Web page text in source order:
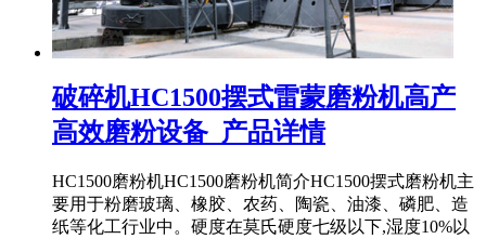
破碎机HC1500摆式雷蒙磨粉机高产
高效磨粉设备_产品详情
HC1500磨粉机HC1500磨粉机简介HC1500摆式磨粉机主
要用于粉磨玻璃、橡胶、农药、陶瓷、油漆、磷肥、造
纸等化工行业中。硬度在莫氏硬度七级以下,湿度10%以